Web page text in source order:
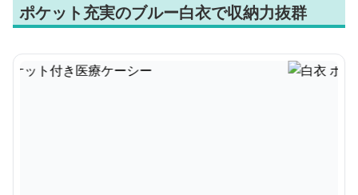
ポケット充実のブルー白衣で収納力抜群